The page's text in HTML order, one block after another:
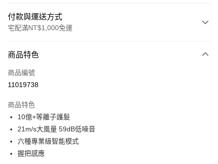
付款與運送方式
宅配滿NT$1,000免運
信用卡一次付款
LINE Pay
街口支付
悠遊付
Google Pay
商品特色
商品編號
11019738
商品特色
10億+等離子護髮
21m/s大風量 59dB低噪音
六種專業級智能模式
握把感應